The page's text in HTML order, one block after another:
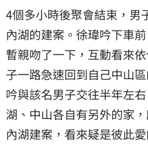
4個多小時後聚會結束，男
內湖的建案。徐瑋吟下車
暫親吻了一下，互動看來
子一路急速回到自己中山
吟與該名男子交往半年左
湖、中山各自有另外的家
內湖建案，看來疑是彼此愛